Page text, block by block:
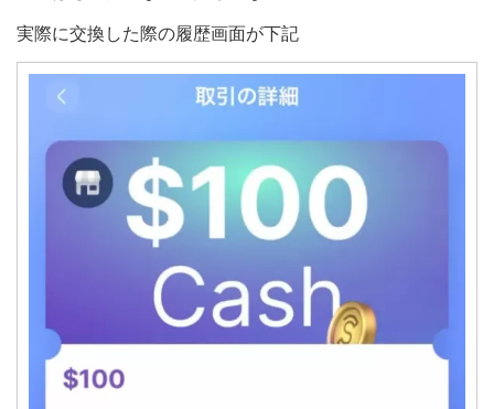
実際に交換した際の履歴画面が下記